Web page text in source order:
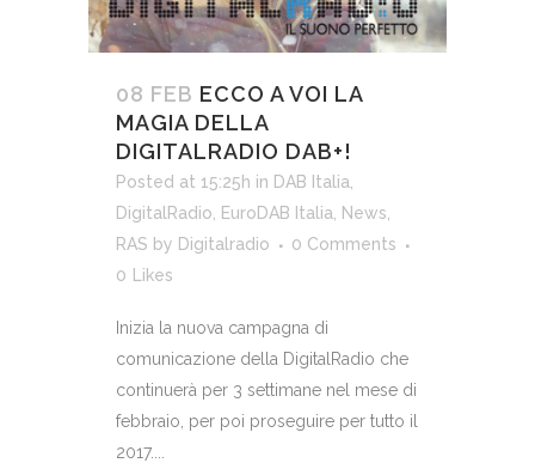
08 FEB ECCO A VOI LA
MAGIA DELLA
DIGITALRADIO DAB+!
Posted at 15:25h in DAB Italia
DigitalRadio
EuroDAB Italia News
RAS by Digitalradio
0 Comments
0
Likes
Inizia la nuova campagna di
comunicazione della DigitalRadio che
continuerà per 3 settimane nel mese di
febbraio, per poi proseguire per tutto il
2017....